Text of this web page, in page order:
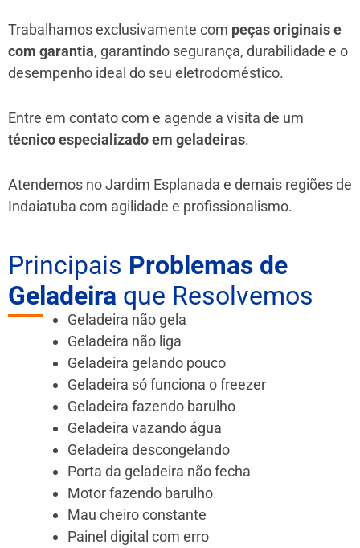
Trabalhamos exclusivamente com peças originais e
com garantia, garantindo segurança, durabilidade e o
desempenho ideal do seu eletrodoméstico.
Entre em contato com e agende a visita de um
técnico especializado em geladeiras.
Atendemos no Jardim Esplanada e demais regiões de
Indaiatuba com agilidade e profissionalismo.
Principais Problemas de
Geladeira que Resolvemos
Geladeira não gela
Geladeira não liga
Geladeira gelando pouco
Geladeira só funciona o freezer
Geladeira fazendo barulho
Geladeira vazando água
Geladeira descongelando
Porta da geladeira não fecha
Motor fazendo barulho
Mau cheiro constante
Painel digital com erro